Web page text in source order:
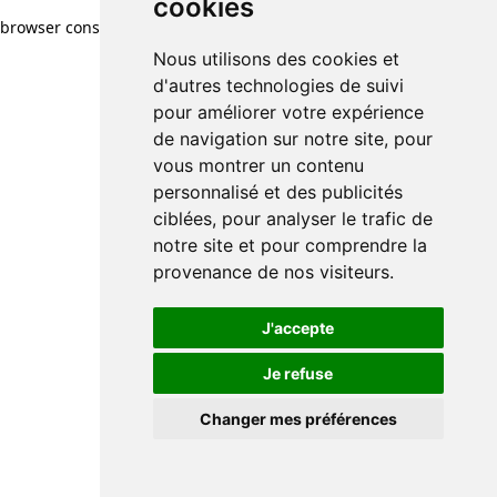
cookies
Nous utilisons des cookies et
d'autres technologies de suivi
pour améliorer votre expérience
de navigation sur notre site, pour
vous montrer un contenu
personnalisé et des publicités
ciblées, pour analyser le trafic de
notre site et pour comprendre la
provenance de nos visiteurs.
J'accepte
Je refuse
Changer mes préférences
cookies
Nous utilisons des cookies et
d'autres technologies de suivi
pour améliorer votre expérience
de navigation sur notre site, pour
vous montrer un contenu
personnalisé et des publicités
ciblées, pour analyser le trafic de
notre site et pour comprendre la
provenance de nos visiteurs.
J'accepte
Je refuse
Changer mes préférences
browser console for more information)